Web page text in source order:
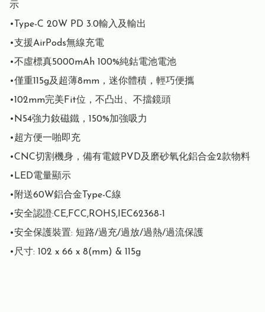
示
•Type-C 20W PD 3.0輸入及輸出
•支援AirPods無線充電
•不虛標真5000mAh 100%純鈷電池電池
•僅重115g及超薄8mm，迷你體積，輕巧便攜
•102mm完美Fit位，不凸出、不擋鏡頭
•N54強力釹磁鐵，150%加強吸力
•超方便一啪即充
•CNC切割機身，備有電鍍PVD及磨砂氧化鋁合金2款物料
•LED電量顯示
•附送60W鋁合金Type-C線
•安全認證:CE,FCC,ROHS,IEC62368-1
•安全保護裝置: 短路/過充/過放/過熱/過流保護
•尺寸: 102 x 66 x 8(mm) & 115g